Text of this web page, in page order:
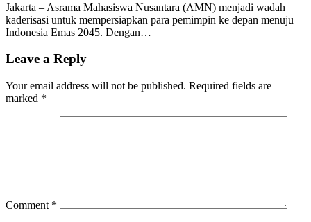
Jakarta – Asrama Mahasiswa Nusantara (AMN) menjadi wadah
kaderisasi untuk mempersiapkan para pemimpin ke depan menuju
Indonesia Emas 2045. Dengan…
Leave a Reply
Your email address will not be published. Required fields are
marked *
Comment *